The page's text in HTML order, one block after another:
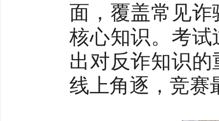
面，覆盖常见
核心知识。考
出对反诈知识
线上角逐，竞赛